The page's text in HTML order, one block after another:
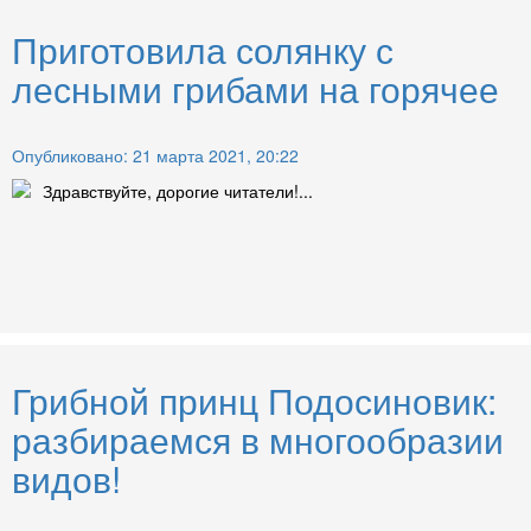
Приготовила солянку с
лесными грибами на горячее
Опубликовано: 21 марта 2021, 20:22
Здравствуйте, дорогие читатели!...
Грибной принц Подосиновик:
разбираемся в многообразии
видов!